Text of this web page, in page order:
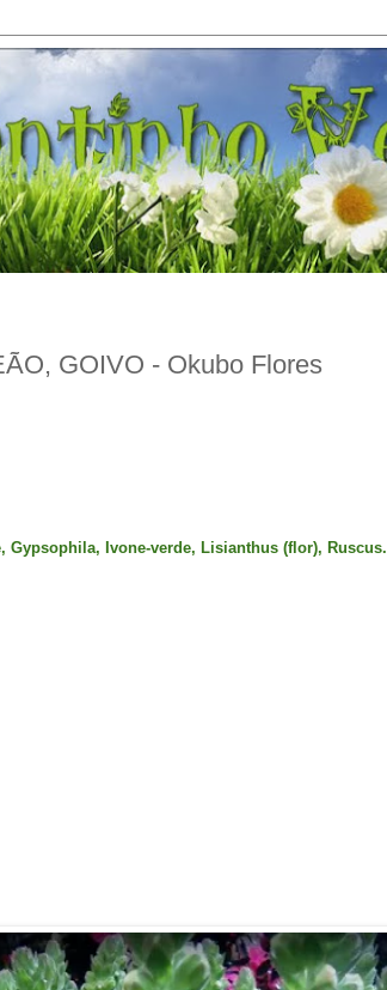
GOIVO - Okubo Flores
Gypsophila, Ivone-verde, Lisianthus (flor), Ruscus.